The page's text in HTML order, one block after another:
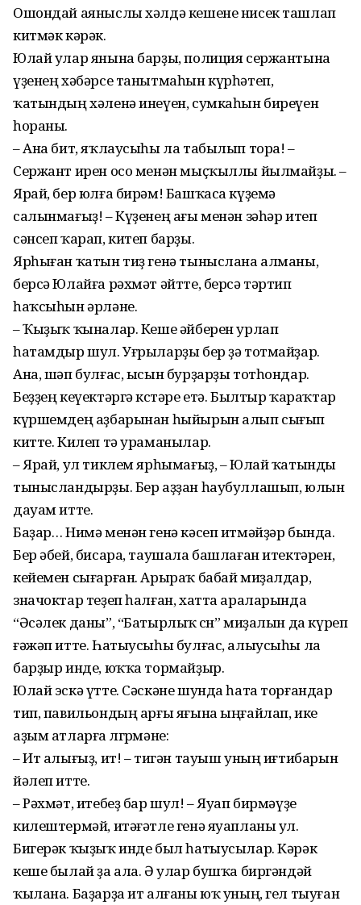
Ошондай аяныслы хәлдә кешене нисек ташлап
китмәк кәрәк.
Юлай улар янына барҙы, полиция сержантына
үҙенең хәбәрсе танытмаһын күрһәтеп,
ҡатындың хәленә инеүен, сумкаһын биреүен
һораны.
– Ана бит, яҡлаусыһы ла табылып тора! –
Сержант ирен осо менән мыҫҡыллы йылмай­ҙы. –
Ярай, бер юлға бирәм! Башҡаса күҙемә
салынмағыҙ! – Күҙенең ағы менән зәһәр итеп
сәнсеп ҡарап, китеп барҙы.
Ярһыған ҡатын тиҙ генә тыныслана алманы,
берсә Юлайға рәхмәт әйтте, берсә тәртип
һаҡсыһын әрләне.
– Ҡыҙыҡ ҡыналар. Кеше әйберен урлап
һатамдыр шул. Уғрыларҙы бер ҙә тотмайҙар.
Ана, шәп булғас, ысын бурҙарҙы тотһондар.
Беҙҙең кеүектәргә көстәре етә. Былтыр ҡараҡтар
күршемдең аҙбарынан һыйырын алып сығып
китте. Килеп тә ураманылар.
– Ярай, ул тиклем ярһымағыҙ, – Юлай ҡатынды
тынысландырҙы. Бер аҙҙан һаубуллашып, юлын
дауам итте.
Баҙар… Нимә менән генә кәсеп итмәйҙәр бында.
Бер әбей, бисара, таушала башлаған итектәрен,
кейемен сығарған. Арыраҡ бабай миҙалдар,
значоктар теҙеп һалған, хатта араларында
“Әсәлек даны”, “Батырлыҡ өсөн” миҙалын да күреп
ғәжәп итте. Һатыусыһы булғас, алыусыһы ла
барҙыр инде, юҡҡа тормайҙыр.
Юлай эскә үтте. Сәскәне шунда һата тор­ғандар
тип, павильондың арғы яғына ыңғайлап, ике
аҙым атларға өлгөрмәне:
– Ит алығыҙ, ит! – тигән тауыш уның иғтибарын
йәлеп итте.
– Рәхмәт, итебеҙ бар шул! – Яуап бирмәүҙе
килештермәй, итәғәтле генә яуапланы ул.
Бигерәк ҡыҙыҡ инде был һатыусылар. Кәрәк
кеше былай ҙа ала. Ә улар бушҡа биргәндәй
ҡылана. Баҙарҙа ит алғаны юҡ уның, гел тыуған